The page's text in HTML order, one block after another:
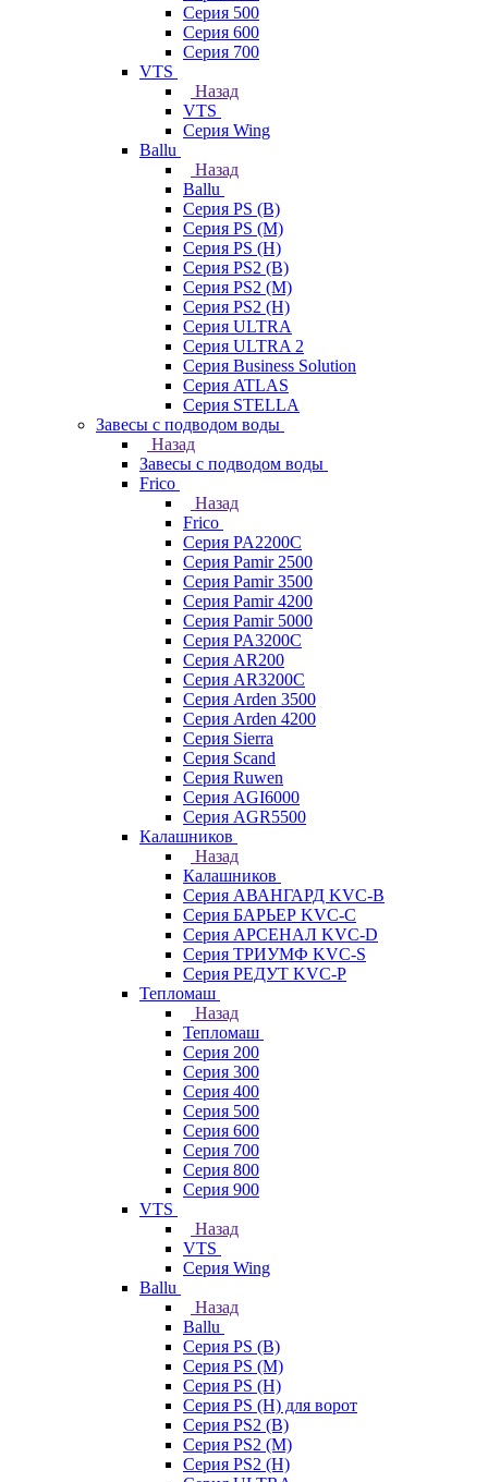
Серия 500
Серия 600
Серия 700
VTS
Назад
VTS
Серия Wing
Ballu
Назад
Ballu
Серия PS (B)
Серия PS (M)
Серия PS (H)
Серия PS2 (B)
Серия PS2 (M)
Серия PS2 (H)
Серия ULTRA
Серия ULTRA 2
Серия Business Solution
Серия ATLAS
Серия STELLA
Завесы с подводом воды
Назад
Завесы с подводом воды
Frico
Назад
Frico
Серия PA2200C
Серия Pamir 2500
Серия Pamir 3500
Серия Pamir 4200
Серия Pamir 5000
Серия PA3200C
Серия AR200
Серия AR3200C
Серия Arden 3500
Серия Arden 4200
Серия Sierra
Серия Scand
Серия Ruwen
Серия AGI6000
Серия AGR5500
Калашников
Назад
Калашников
Серия АВАНГАРД KVC-B
Серия БАРЬЕР KVC-C
Серия АРСЕНАЛ KVC-D
Серия ТРИУМФ KVC-S
Серия РЕДУТ KVC-P
Тепломаш
Назад
Тепломаш
Серия 200
Серия 300
Серия 400
Серия 500
Серия 600
Серия 700
Серия 800
Серия 900
VTS
Назад
VTS
Серия Wing
Ballu
Назад
Ballu
Серия PS (B)
Серия PS (M)
Серия PS (H)
Серия PS (H) для ворот
Серия PS2 (B)
Серия PS2 (M)
Серия PS2 (H)